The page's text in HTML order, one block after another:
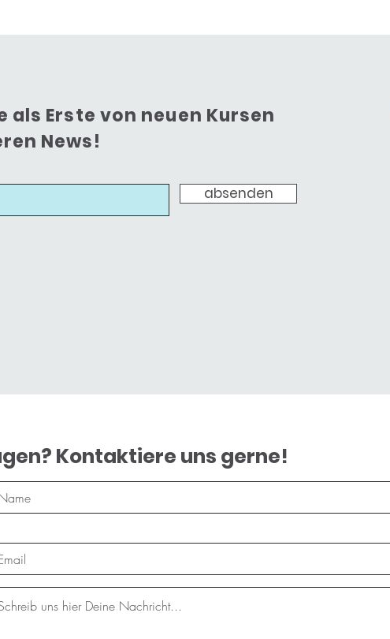
als Erste von neuen Kursen
News!
absenden
Kontaktiere uns gerne!